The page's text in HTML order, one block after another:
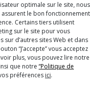
optimale sur le site, nous
le bon fonctionnement
Certains tiers utilisent
sur le site pour vous
d’autres sites Web et dans
“J’accepte” vous acceptez
plus, vous pouvez lire notre
que notre “Politique de
préférences ici.